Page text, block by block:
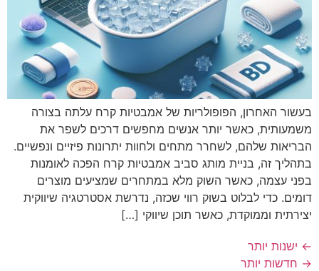
בעשור האחרון, הפופולריות של אמבטיות קרח עלתה בצורה
משמעותית, כאשר יותר אנשים מחפשים דרכים לשפר את
הבריאות שלהם, לשחרר מתחים ולחוות יתרונות פיזיים ונפשיים.
בתהליך זה, בניית מותג סביב אמבטיות קרח הפכה לאומנות
בפני עצמה, כאשר השוק מלא במתחרים שמציעים מוצרים
דומים. כדי לבלוט בשוק רווי שכזה, נדרשת אסטרטגיה שיווקית
יצירתית וממוקדת, כאשר תוכן שיווקי […]
← ישנות יותר
→ חדשות יותר